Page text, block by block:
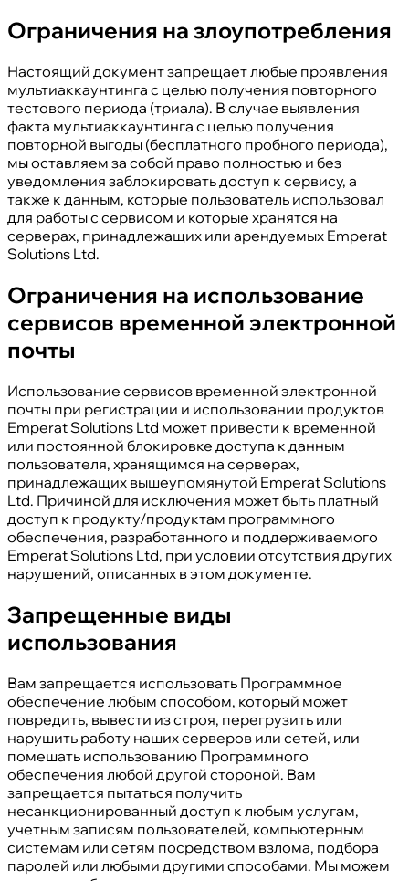
Ограничения на злоупотребления
Настоящий документ запрещает любые проявления
мультиаккаунтинга с целью получения повторного
тестового периода (триала). В случае выявления
факта мультиаккаунтинга с целью получения
повторной выгоды (бесплатного пробного периода),
мы оставляем за собой право полностью и без
уведомления заблокировать доступ к сервису, а
также к данным, которые пользователь использовал
для работы с сервисом и которые хранятся на
серверах, принадлежащих или арендуемых Emperat
Solutions Ltd.
Ограничения на использование
сервисов временной электронной
почты
Использование сервисов временной электронной
почты при регистрации и использовании продуктов
Emperat Solutions Ltd может привести к временной
или постоянной блокировке доступа к данным
пользователя, хранящимся на серверах,
принадлежащих вышеупомянутой Emperat Solutions
Ltd. Причиной для исключения может быть платный
доступ к продукту/продуктам программного
обеспечения, разработанного и поддерживаемого
Emperat Solutions Ltd, при условии отсутствия других
нарушений, описанных в этом документе.
Запрещенные виды
использования
Вам запрещается использовать Программное
обеспечение любым способом, который может
повредить, вывести из строя, перегрузить или
нарушить работу наших серверов или сетей, или
помешать использованию Программного
обеспечения любой другой стороной. Вам
запрещается пытаться получить
несанкционированный доступ к любым услугам,
учетным записям пользователей, компьютерным
системам или сетям посредством взлома, подбора
паролей или любыми другими способами. Мы можем